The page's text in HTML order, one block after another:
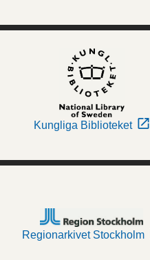
Kungliga Biblioteket
Regionarkivet Stockholm